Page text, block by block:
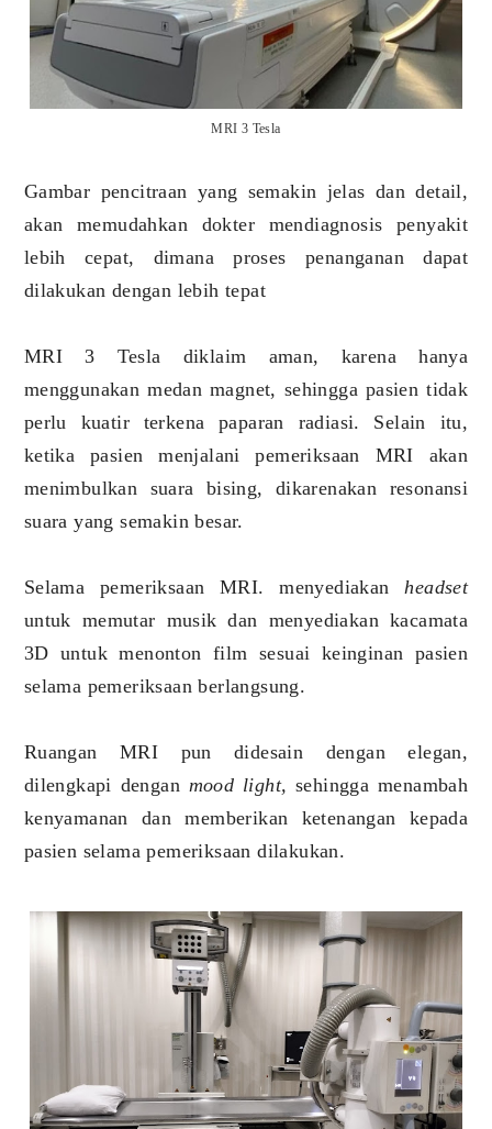
MRI 3 Tesla
Gambar pencitraan yang semakin jelas dan detail,
akan memudahkan dokter mendiagnosis penyakit
lebih cepat, dimana proses penanganan dapat
dilakukan dengan lebih tepat
MRI 3 Tesla diklaim aman, karena hanya
menggunakan medan magnet, sehingga pasien tidak
perlu kuatir terkena paparan radiasi. Selain itu,
ketika pasien menjalani pemeriksaan MRI akan
menimbulkan suara bising, dikarenakan resonansi
suara yang semakin besar.
Selama pemeriksaan MRI. menyediakanheadset
untuk memutar musik dan menyediakan kacamata
3D untuk menonton film sesuai keinginan pasien
selama pemeriksaan berlangsung.
Ruangan MRI pun didesain dengan elegan,
dilengkapi dengan mood light, sehingga menambah
kenyamanan dan memberikan ketenangan kepada
pasien selama pemeriksaan dilakukan.